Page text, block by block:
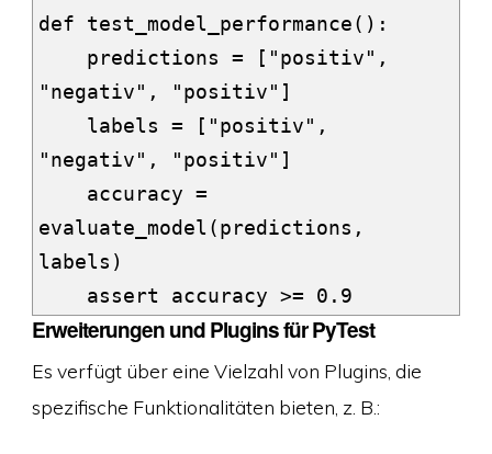
def test_model_performance():
"negativ", "positiv"]
"negativ", "positiv"]
evaluate_model(predictions,
labels)
Erweiterungen und Plugins für PyTest
Es verfügt über eine Vielzahl von Plugins, die
spezifische Funktionalitäten bieten, z. B.: